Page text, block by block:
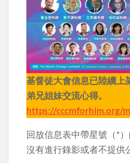
基督徒大會信息已陸續上
弟兄姐妹交流心得。
https://cccmforhim.org/
回放信息表中帶星號（*
沒有進行錄影或者不提供